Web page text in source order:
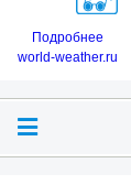
Подробнее
world-weather.ru